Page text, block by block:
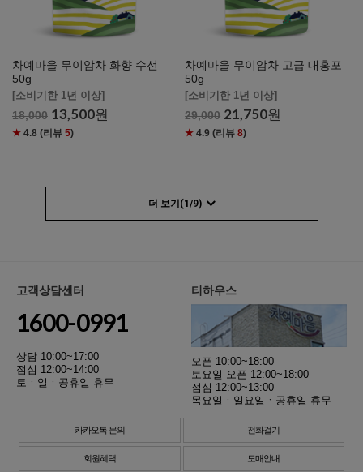
차예마을 무이암차 화향 수선
50g
[소비기한 1년 이상]
18,000 13,500원
★ 4.8 (리뷰 5)
차예마을 무이암차 고급 대홍포
50g
[소비기한 1년 이상]
29,000 21,750원
★ 4.9 (리뷰8)
더 보기(1 /9)
고객상담센터
1600-0991
상담 10:00~17:00
점심 12:00~14:00
토ㆍ일ㆍ공휴일 휴무
티하우스
오픈 10:00~18:00
토요일 오픈 12:00~18:00
점심 12:00~13:00
목요일ㆍ일요일ㆍ공휴일 휴무
카카오톡 문의 전화걸기
회원혜택 도매안내